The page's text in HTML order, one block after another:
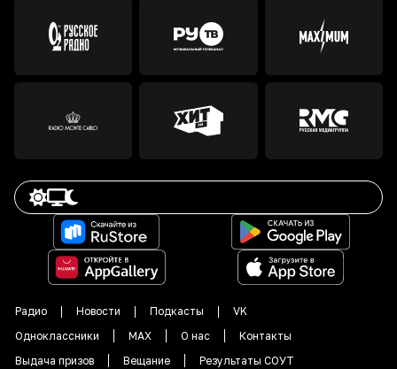
Радио Новости Подкасты
VK
Одноклассники
MAX О нас
Контакты
Выдача призов
Вещание Результаты СОУТ